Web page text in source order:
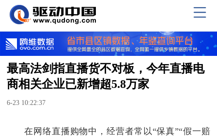
最高法剑指直播货不对板，今年直播电
商相关企业已新增超5.8万家
6-23 10:22:37
在网络直播购物中，经营者常以“保真”“假一赔